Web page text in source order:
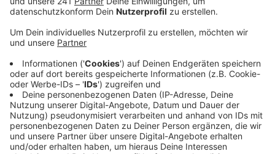
Landeskriminalamts belasten Pföhler nun.
Veröffentlicht:Samstag, 09.07.2022 12:13
Anzeige
Er habe in der Flutnacht zwar einige Nachbarn gewarnt,
insgesamt aber wenig unternommen, um die
Katastrophe abzuwenden, sagten am Freitag LKA-